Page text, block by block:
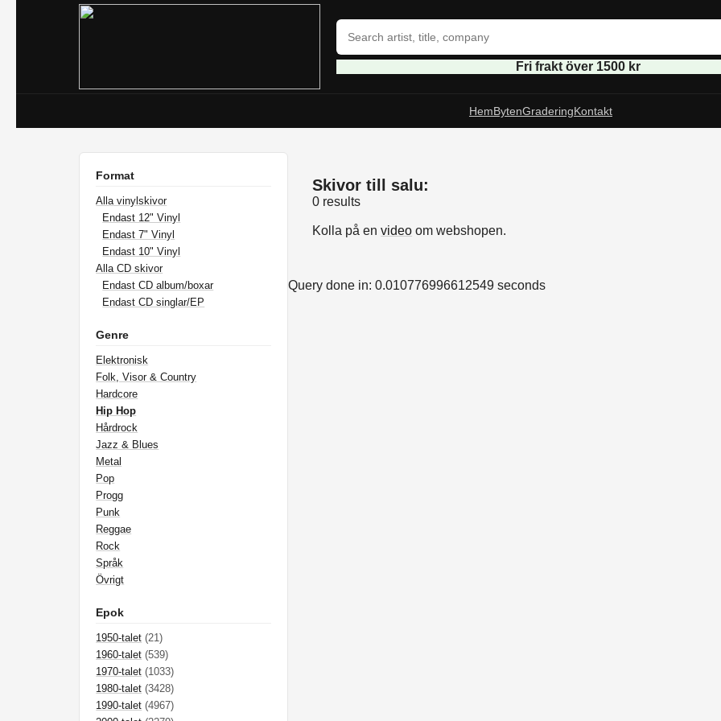
Fri frakt över 1500 kr
HemBytenGraderingKontakt
Format
Alla vinylskivor
Endast 12" Vinyl
Endast 7" Vinyl
Endast 10" Vinyl
Alla CD skivor
Endast CD album/boxar
Endast CD singlar/EP
Genre
Elektronisk
Folk, Visor & Country
Hardcore
Hip Hop
Hårdrock
Jazz & Blues
Metal
Pop
Progg
Punk
Reggae
Rock
Språk
Övrigt
Epok
1950-talet (21)
1960-talet (539)
1970-talet (1033)
1980-talet (3428)
1990-talet (4967)
Skivor till salu:
0 results
Kolla på envideo om webshopen.
Query done in: 0.010776996612549 seconds